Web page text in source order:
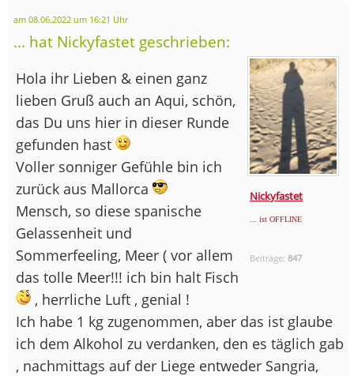
am 08.06.2022 um 16:21 Uhr
... hat Nickyfastet geschrieben:
Nickyfastet
... ist OFFLINE
Beiträge:847
Hola ihr Lieben & einen ganz
lieben Gruß auch an Aqui, schön,
das Du uns hier in dieser Runde
gefunden hast
Voller sonniger Gefühle bin ich
zurück aus Mallorca
Mensch, so diese spanische
Gelassenheit und
Sommerfeeling, Meer ( vor allem
das tolle Meer!!! ich bin halt Fisch
, herrliche Luft , genial !
Ich habe 1 kg zugenommen, aber das ist glaube
ich dem Alkohol zu verdanken, den es täglich gab
, nachmittags auf der Liege entweder Sangria,